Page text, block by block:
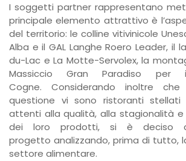
I soggetti partner rappresentano
principale elemento attrattivo è
del territorio: le colline vitivinicole
Alba e il GAL Langhe Roero Leader, il
du-Lac e La Motte-Servolex, la
Massiccio Gran Paradiso
Cogne. Considerando inoltre
questione vi sono ristoranti stellati
attenti alla qualità, alla stagionalità e
dei loro prodotti, si è deciso
progetto analizzando, prima di tutto,
settore alimentare.